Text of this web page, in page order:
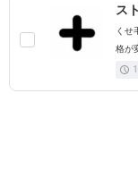
ス
くせ
格が